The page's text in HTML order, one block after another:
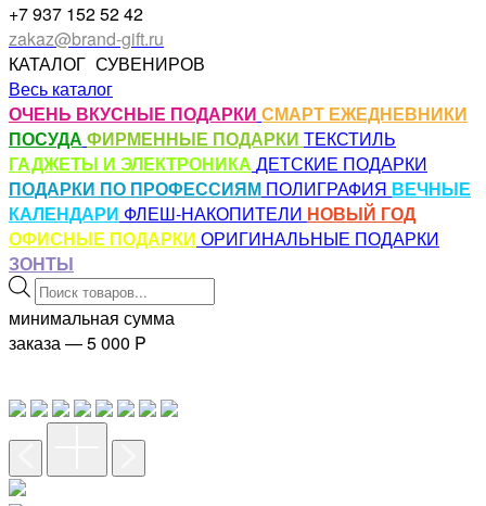
+7 937 152 52 42
zakaz@brand-gift.ru
КАТАЛОГ СУВЕНИРОВ
Весь каталог
ОЧЕНЬ ВКУСНЫЕ ПОДАРКИ СМАРТ ЕЖЕДНЕВНИКИ
ПОСУДА ФИРМЕННЫЕ ПОДАРКИ ТЕКСТИЛЬ
ГАДЖЕТЫ И ЭЛЕКТРОНИКА ДЕТСКИЕ ПОДАРКИ
ПОДАРКИ ПО ПРОФЕССИЯМ ПОЛИГРАФИЯ ВЕЧНЫЕ
КАЛЕНДАРИ ФЛЕШ-НАКОПИТЕЛИ НОВЫЙ ГОД
ОФИСНЫЕ ПОДАРКИ ОРИГИНАЛЬНЫЕ ПОДАРКИ
ЗОНТЫ
Поиск
товаров
минимальная сумма
заказа — 5 000 P